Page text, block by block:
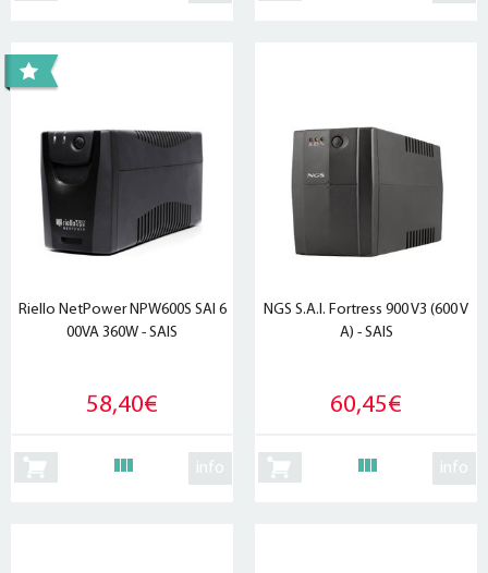
Riello NetPower NPW600S SAI 6
00VA 360W - SAIS
58,40€
info
NGS S.A.I. Fortress 900 V3 (600 V
A) - SAIS
60,45€
info